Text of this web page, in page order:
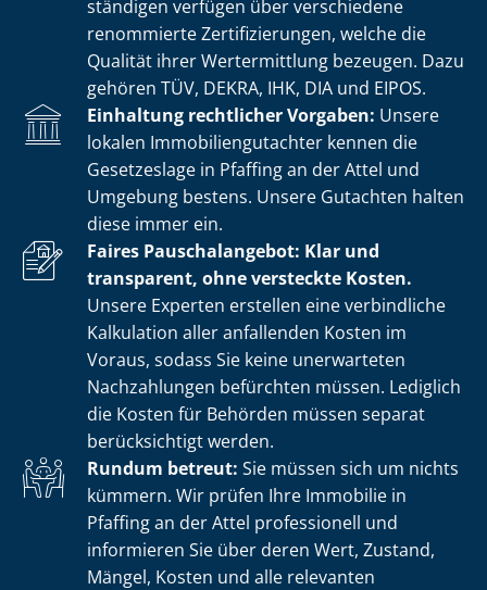
stän­di­gen verfügen über verschiedene
renommierte Zer­ti­fi­zie­run­gen, welche die
Qualität ihrer Wertermittlung bezeugen. Dazu
gehören TÜV, DEKRA, IHK, DIA und EIPOS.
Einhaltung rechtlicher Vorgaben: Unsere
lokalen Im­mo­bi­li­en­gut­ach­ter kennen die
Gesetzeslage in Pfaffing an der Attel und
Umgebung bestens. Unsere Gutachten halten
diese immer ein.
Faires Pauschalangebot: Klar und
transparent, ohne versteckte Kosten.
Unsere Experten erstellen eine verbindliche
Kalkulation aller anfallenden Kosten im
Voraus, sodass Sie keine unerwarteten
Nachzahlungen befürchten müssen. Lediglich
die Kosten für Behörden müssen separat
berücksichtigt werden.
Rundum betreut: Sie müssen sich um nichts
kümmern. Wir prüfen Ihre Immobilie in
Pfaffing an der Attel professionell und
informieren Sie über deren Wert, Zustand,
Mängel, Kosten und alle relevanten